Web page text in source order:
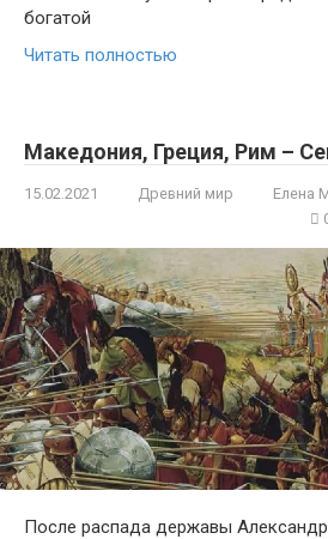
богатой
Читать полностью
Македония, Греция, Рим –
15.02.2021 Древний мир
Елена
После распада державы